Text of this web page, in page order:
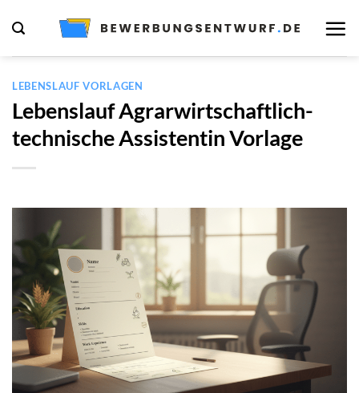
Inhalt
springen
LEBENSLAUF VORLAGEN
Lebenslauf Agrarwirtschaftlich-
technische Assistentin Vorlage